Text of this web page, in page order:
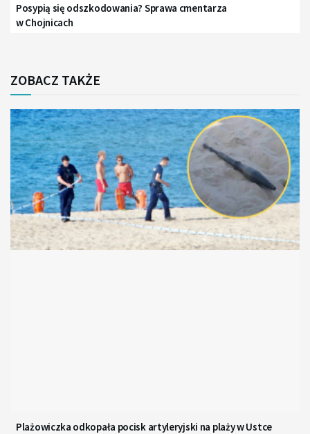
Posypią się odszkodowania? Sprawa cmentarza
w Chojnicach
ZOBACZ TAKŻE
Plażowiczka odkopała pocisk artyleryjski na plaży w Ustce